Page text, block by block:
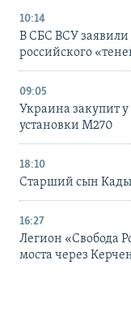
10:14
В СБС ВСУ заявили
российского
09:05
Украина закупит
установки M270
18:10
Старший сын
16:27
Легион «Свобода
моста через